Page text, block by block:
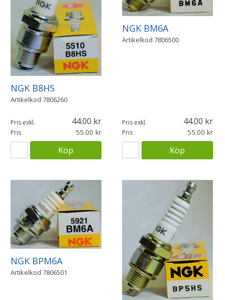
NGK B8HS
Artikelkod 7806260
Pris exkl. 44.00
Pris 55.00
Köp
NGK BM6A
Artikelkod 7806500
Pris exkl. 44.00
Pris 55.00
Köp
NGK BPM6A
Artikelkod 7806501